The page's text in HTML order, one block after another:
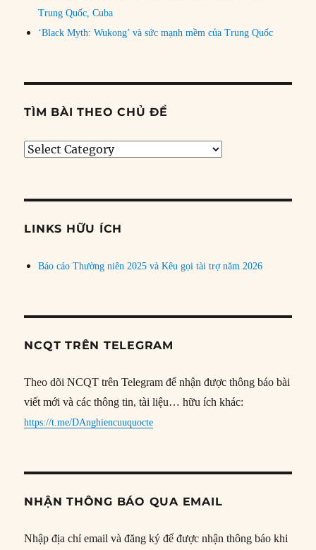
Trung Quốc, Cuba
‘Black Myth: Wukong’ và sức mạnh mềm của Trung Quốc
TÌM BÀI THEO CHỦ ĐỀ
Tìm
đề
LINKS HỮU ÍCH
Báo cáo Thường niên 2025 và Kêu gọi tài trợ năm 2026
NCQT TRÊN TELEGRAM
Theo dõi NCQT trên Telegram để nhận được thông báo bài
viết mới và các thông tin, tài liệu… hữu ích khác:
https://t.me/DAnghiencuuquocte
NHẬN THÔNG BÁO QUA EMAIL
Nhập địa chỉ email và đăng ký để được nhận thông báo khi